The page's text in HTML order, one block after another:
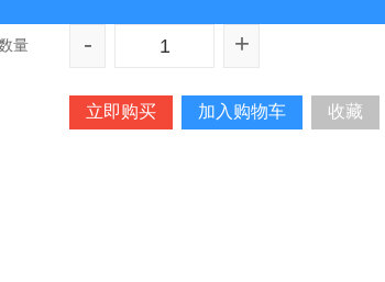
量 - +
立即购买 加入购物车 收藏